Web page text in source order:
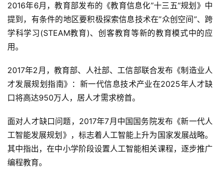
2016年6月，教育部发布的《教育信息化”十三五”规划》中
提到，有条件的地区要积极探索信息技术在”众创空间”、跨
学科学习(STEAM教育)、创客教育等新的教育模式中的应
用。
2017年2月，教育部、人社部、工信部联合发布《制造业人
才发展规划指南》：新一代信息技术产业在2025年人才缺
口将高达950万人，居人才需求榜首。
面对人才缺口问题，2017年7月中国国务院发布《新一代人
工智能发展规划》，标志着人工智能上升为国家发展战略。
其中指出，在中小学阶段设置人工智能相关课程，逐步推广
编程教育。